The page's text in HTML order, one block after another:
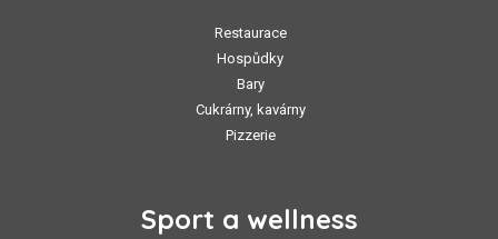
Restaurace
Hospůdky
Bary
Cukrárny, kavárny
Pizzerie
Sport a wellness